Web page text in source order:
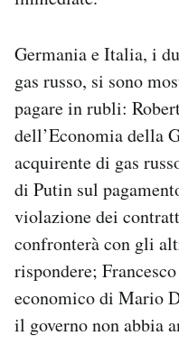
Germania e Italia, i
gas russo, si sono
pagare in rubli:
dell’Economia della
acquirente di gas
di Putin sul
violazione dei
confronterà con gli
rispondere;
economico di Mario
il governo non abbia